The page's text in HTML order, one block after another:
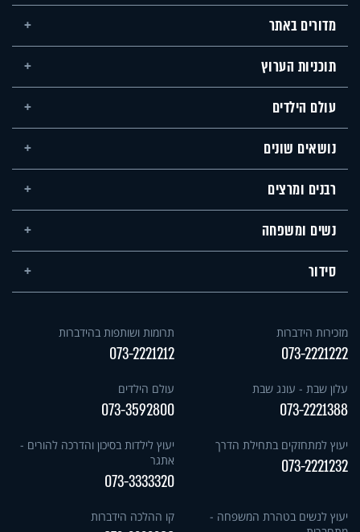
מדורים באתר
תוכניות הערוץ
עולם הילדים
נושאים שונים
רבנים ומרצים
נשים ומשפחה
סידור
מזכירות הידברות
073-2221222
תרומות ושותפות בהידברות
073-2221212
עלון שבת - עונג שבת
073-2221388
עולם הילדים
073-3592800
יעוץ למתחזקים בתחילת הדרך
073-2221232
יעוץ לילדות בסיכון והדרכה להורים -
אתגר
073-3333320
יעוץ לנשים בטהרת המשפחה -
קו ההלכה הידברות